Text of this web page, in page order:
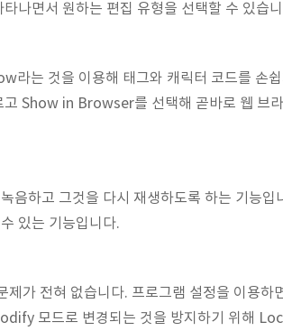
나면서 원하는 편집 유형을 선택할 수 있습
라는 것을 이용해 태그와 캐릭터 코드를 손
Show in Browser를 선택해 곧바로 웹 브
음하고 그것을 다시 재생하도록 하는 기능입
있는 기능입니다.
가 전혀 없습니다. 프로그램 설정을 이용하
모드로 변경되는 것을 방지하기 위해